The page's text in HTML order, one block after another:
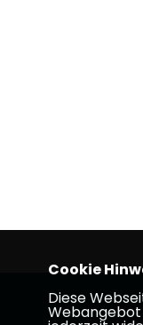
Cookie
Diese
Webangebot